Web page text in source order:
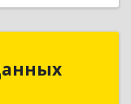
данных
г, Таратынова